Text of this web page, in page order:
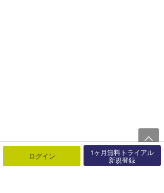
ログイン 1ヶ月無料トライアル
新規登録